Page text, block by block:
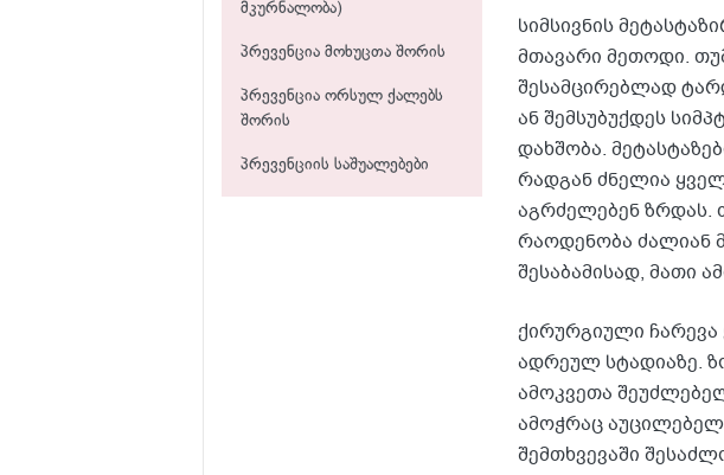
მკურნალობა)
პრევენცია მოხუცთა შორის
პრევენცია ორსულ ქალებს
შორის
პრევენციის საშუალებები
სიმსივნის
მთავარი მეთოდი.
შესამცირებლად
ან შემსუბუქდეს
დახშობა.
რადგან ძნელია
აგრძელებენ ზრდას.
რაოდენობა ძალიან
შესაბამისად, მათი
ქირურგიული ჩარევა
ადრეულ სტადიაზე.
ამოკვეთა
ამოჭრაც
შემთხვევაში